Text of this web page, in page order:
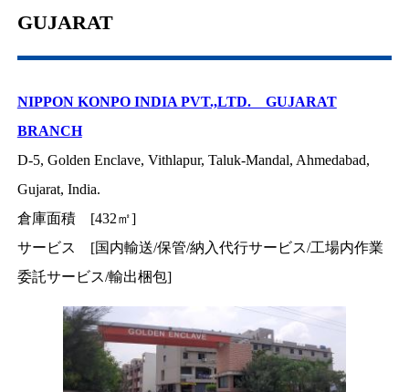
GUJARAT
NIPPON KONPO INDIA PVT.,LTD. GUJARAT
BRANCH
D-5, Golden Enclave, Vithlapur, Taluk-Mandal, Ahmedabad,
Gujarat, India.
倉庫面積 [432㎡]
サービス [国内輸送/保管/納入代行サービス/工場内作業
委託サービス/輸出梱包]